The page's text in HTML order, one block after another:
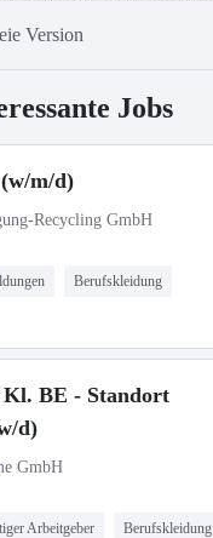
Version
Jobs
m/d)
Recycling GmbH
Berufskleidung
Kl. BE - Standort
d)
GmbH
Arbeitgeber Berufskleidung